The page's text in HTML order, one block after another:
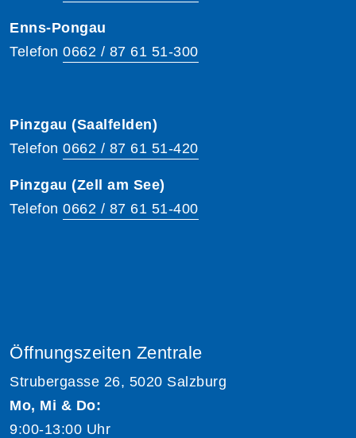
Enns-Pongau
Telefon 0662 / 87 61 51-300
Pinzgau (Saalfelden)
Telefon 0662 / 87 61 51-420
Pinzgau (Zell am See)
Telefon 0662 / 87 61 51-400
Öffnungszeiten Zentrale
Strubergasse 26, 5020 Salzburg
Mo, Mi & Do:
9:00-13:00 Uhr